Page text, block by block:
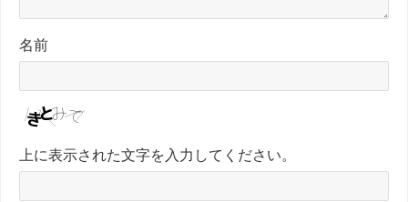
名前
上に表示された文字を入力してください。